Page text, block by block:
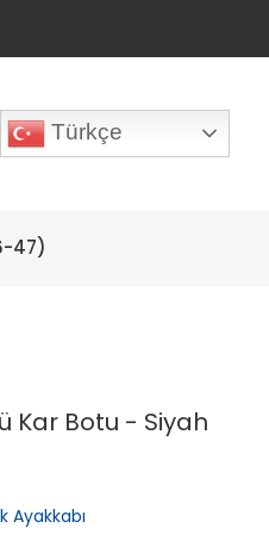
Türkçe
47)
Kar Botu - Siyah
Ayakkabı